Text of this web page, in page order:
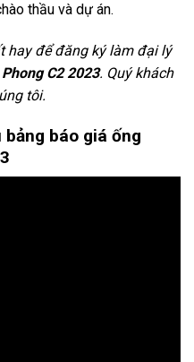
thầu và dự án.
hay để đăng ký làm đại lý
C2 2023. Quý khách
tôi.
báo giá ống